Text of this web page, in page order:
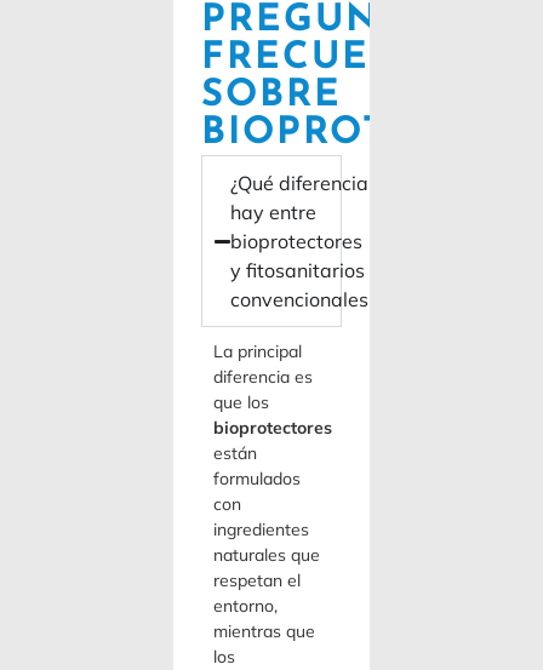
PREGUNTAS
FRECUENTES
SOBRE
¿Qué diferencia
hay entre
bioprotectores
y fitosanitarios
convencionales?
La principal
diferencia es
que los
bioprotectores
están
formulados
con
ingredientes
naturales que
respetan el
entorno,
mientras que
los